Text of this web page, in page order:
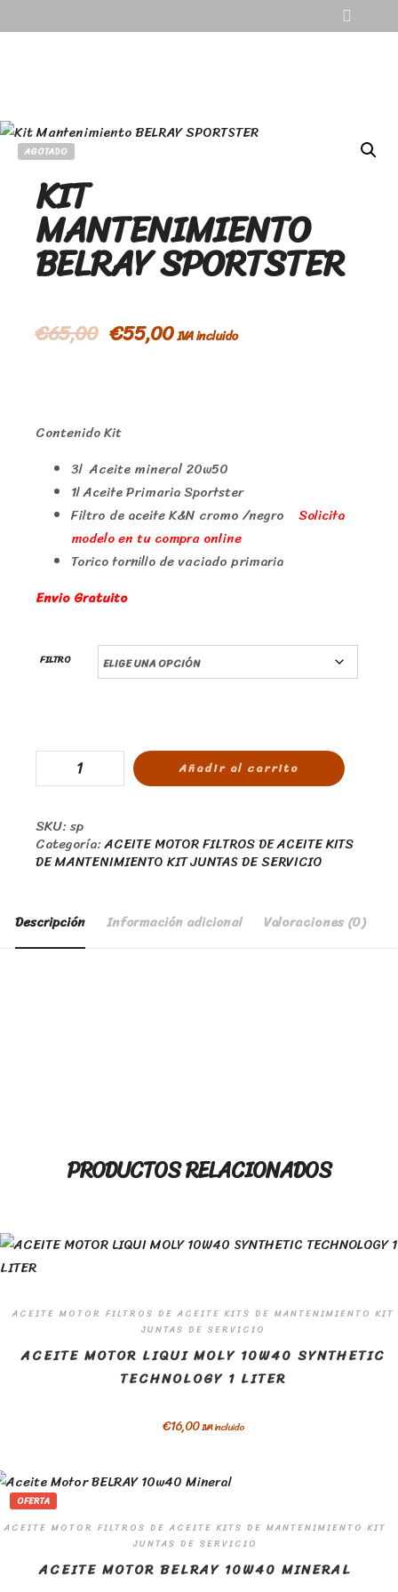
AGOTADO
KIT
MANTENIMIENTO
BELRAY SPORTSTER
€65,00 €55,00IVA incluido
Contenido Kit
3l Aceite mineral 20w50
1l Aceite Primaria Sportster
Filtro de aceite K&N cromo /negro Solicita
modelo en tu compra online
Torico tornillo de vaciado primaria
Envio Gratuito
FILTRO
Añadir al carrito
SKU:sp
Categoría:ACEITE MOTOR FILTROS DE ACEITE KITS
DE MANTENIMIENTO KIT JUNTAS DE SERVICIO
Descripción Información adicional Valoraciones (0)
PRODUCTOS RELACIONADOS
ACEITE MOTOR FILTROS DE ACEITE KITS DE MANTENIMIENTO KIT
JUNTAS DE SERVICIO
ACEITE MOTOR LIQUI MOLY 10W40 SYNTHETIC
TECHNOLOGY 1 LITER
€16,00IVA incluido
OFERTA
ACEITE MOTOR FILTROS DE ACEITE KITS DE MANTENIMIENTO KIT
JUNTAS DE SERVICIO
ACEITE MOTOR BELRAY 10W40 MINERAL